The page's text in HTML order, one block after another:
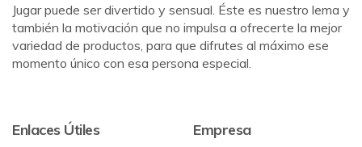
Jugar puede ser divertido y sensual. Éste es nuestro lema y
también la motivación que no impulsa a ofrecerte la mejor
variedad de productos, para que difrutes al máximo ese
momento único con esa persona especial.
Enlaces Útiles Empresa